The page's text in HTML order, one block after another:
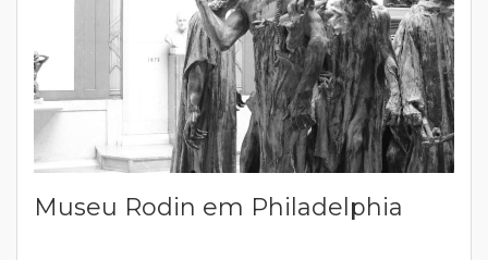
Museu Rodin em Philadelphia